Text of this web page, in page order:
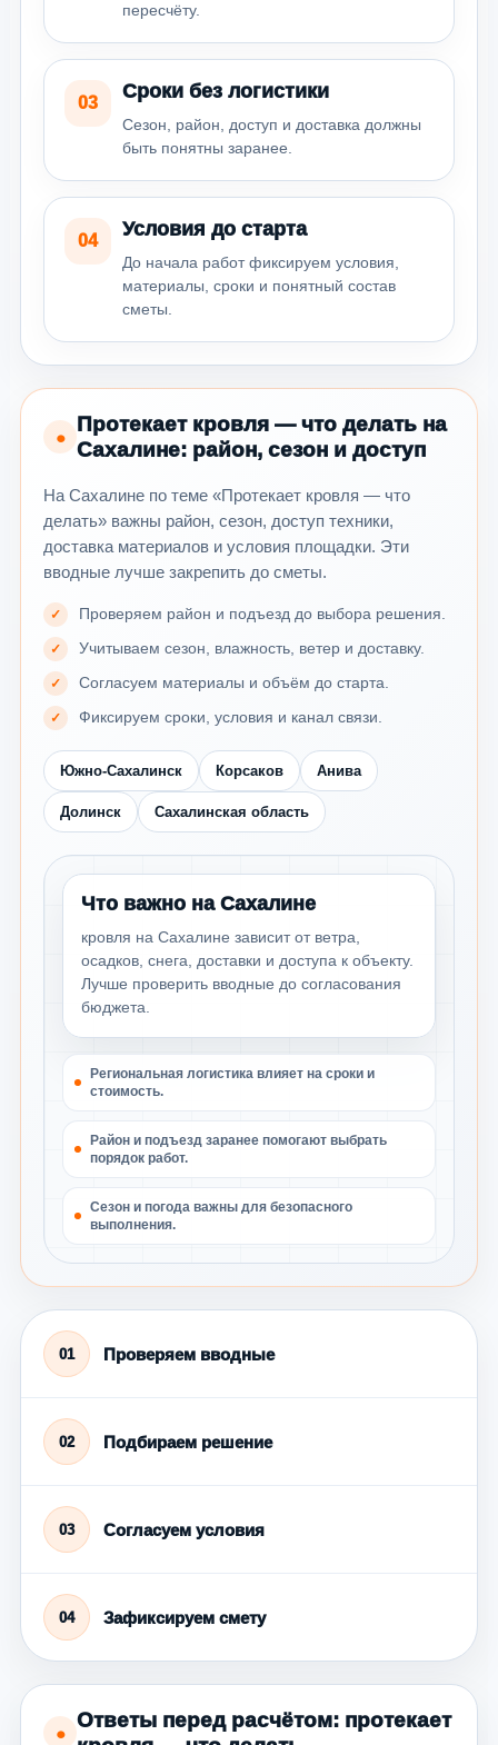
пересчёту.
03
Сроки без логистики
Сезон, район, доступ и доставка должны
быть понятны заранее.
04
Условия до старта
До начала работ фиксируем условия,
материалы, сроки и понятный состав
сметы.
●
Протекает кровля — что делать на
Сахалине: район, сезон и доступ
На Сахалине по теме «Протекает кровля — что
делать» важны район, сезон, доступ техники,
доставка материалов и условия площадки. Эти
вводные лучше закрепить до сметы.
Проверяем район и подъезд до выбора решения.
Учитываем сезон, влажность, ветер и доставку.
Согласуем материалы и объём до старта.
Фиксируем сроки, условия и канал связи.
Южно-Сахалинск Корсаков Анива
Долинск Сахалинская область
Что важно на Сахалине
кровля на Сахалине зависит от ветра,
осадков, снега, доставки и доступа к объекту.
Лучше проверить вводные до согласования
бюджета.
Региональная логистика влияет на сроки и
стоимость.
Район и подъезд заранее помогают выбрать
порядок работ.
Сезон и погода важны для безопасного
выполнения.
01 Проверяем вводные
02 Подбираем решение
03 Согласуем условия
04 Зафиксируем смету
●
Ответы перед расчётом: протекает